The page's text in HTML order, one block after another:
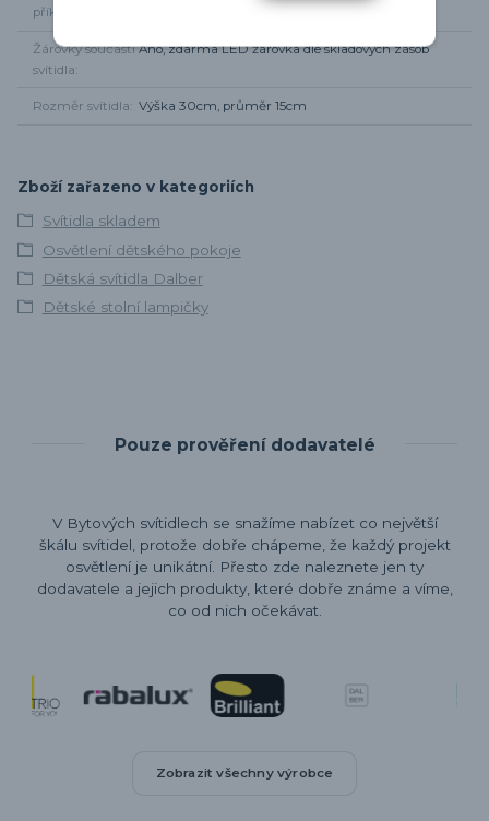
příkon
Žárovky součástí
svítidla
Ano, zdarma LED žárovka dle skladových zásob
Rozměr svítidla Výška 30cm, průměr 15cm
Zboží zařazeno v kategoriích
Svítidla skladem
Osvětlení dětského pokoje
Dětská svítidla Dalber
Dětské stolní lampičky
Pouze prověření dodavatelé
V Bytových svítidlech se snažíme nabízet co největší
škálu svítidel, protože dobře chápeme, že každý projekt
osvětlení je unikátní. Přesto zde naleznete jen ty
dodavatele a jejich produkty, které dobře známe a víme,
co od nich očekávat.
Zobrazit všechny výrobce